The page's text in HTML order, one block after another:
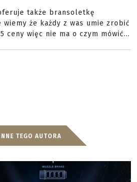
także bransoletkę
że każdy z was umie zrobić
ceny więc nie ma o czym mówić...
INNE TEGO AUTORA